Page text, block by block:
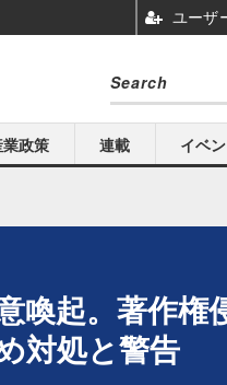
業政策 連載 イベ
喚起。著作権
対処と警告
ユーザ